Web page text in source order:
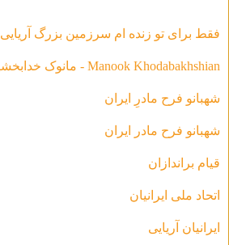
فقط براى تو زنده ام سرزمين بزرگ آريايى
Manook Khodabakhshian - مانوک خدابخشیان
شهبانو فرح مادرِ ایران
شهبانو فرح مادر ايران
قیام براندازان
اتحاد ملی ایرانیان
ایرانیان آریایی